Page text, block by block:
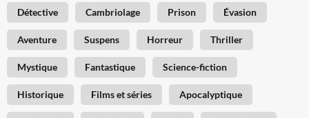
Détective Cambriolage Prison Évasion
Aventure Suspens Horreur Thriller
Mystique Fantastique Science-fiction
Historique Films et séries Apocalyptique